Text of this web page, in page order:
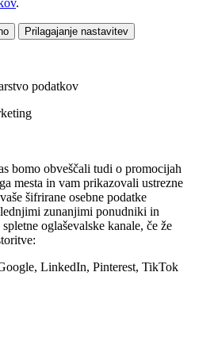
Prilagajanje nastavitev
podatkov
bomo obveščali tudi o promocijah
mesta in vam prikazovali ustrezne
šifrirane osebne podatke
zunanjimi ponudniki in
oglaševalske kanale, če že
LinkedIn, Pinterest, TikTok